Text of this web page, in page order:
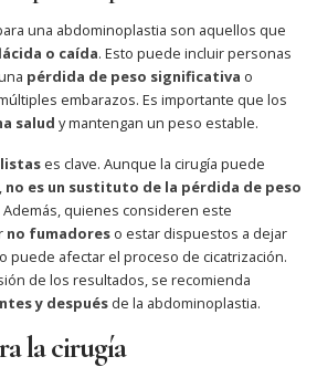
una abdominoplastia son aquellos que
o caída. Esto puede incluir personas
pérdida de peso significativa o
embarazos. Es importante que los
salud y mantengan un peso estable.
es clave. Aunque la cirugía puede
no es un sustituto de la pérdida de peso
Además, quienes consideren este
no fumadores o estar dispuestos a dejar
puede afectar el proceso de cicatrización.
de los resultados, se recomienda
y después de la abdominoplastia.
la cirugía